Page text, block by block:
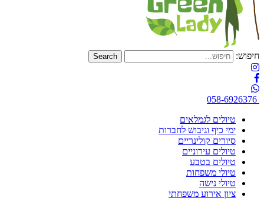
חיפוש:
058-6926376
טיולים לגמלאים
ימי כיף וגיבוש לחברות
סיורים קולינריים
טיולים עירוניים
טיולים בטבע
טיולי משפחות
טיולי נישה
ציון אירוע משפחתי